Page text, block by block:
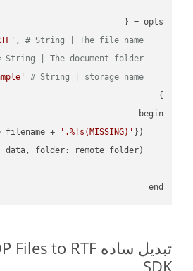
    filename:
, # String | The file name.
    folder:
String | The document folder.
    storage_name:
# String | storage name.
filename +
'.%!s(MISSING)'
end
SDK